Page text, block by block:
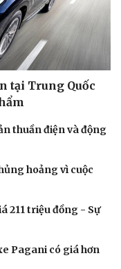
tại Trung Quốc
thuần điện và động
hoảng vì cuộc
211 triệu đồng - Sự
Pagani có giá hơn